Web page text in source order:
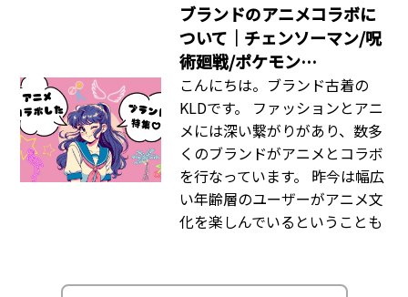
ブランドのアニメコラボに
ついて｜チェンソーマン/呪
術廻戦/ポケモン…
こんにちは。ブランド古着の
KLDです。 ファッションとアニ
メには深い繋がりがあり、数多
くのブランドがアニメとコラボ
を行なっています。 昨今は幅広
い年齢層のユーザーがアニメ文
化を楽しんでいるということも